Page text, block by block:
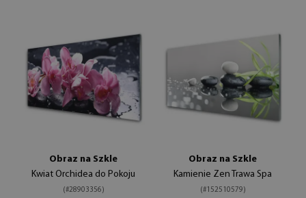
Obraz na Szkle
Kwiat Orchidea do Pokoju
(#28903356)
Obraz na Szkle
Kamienie Zen Trawa Spa
(#152510579)